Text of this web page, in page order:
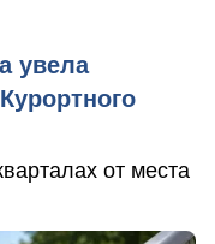
увела
от места